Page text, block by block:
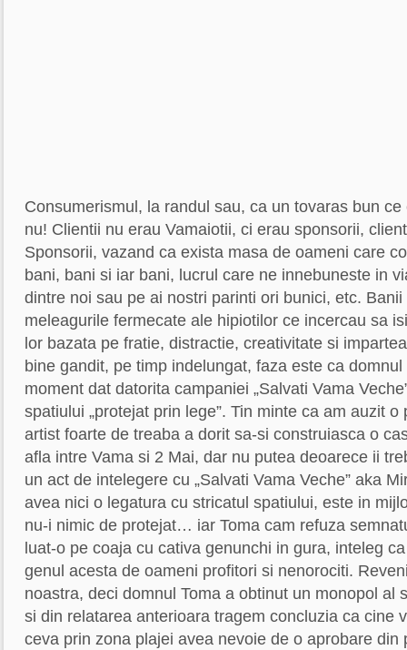
Consumerismul, la randul sau, ca un tovaras bun
nu! Clientii nu erau Vamaiotii, ci erau sponsorii,
Sponsorii, vazand ca exista masa de oameni care
bani, bani si iar bani, lucrul care ne innebuneste in
dintre noi sau pe ai nostri parinti ori bunici, etc.
meleagurile fermecate ale hipiotilor ce incercau sa
lor bazata pe fratie, distractie, creativitate si
bine gandit, pe timp indelungat, faza este ca
moment dat datorita campaniei „Salvati Vama
spatiului „protejat prin lege”. Tin minte ca am auzit
artist foarte de treaba a dorit sa-si construiasca o
afla intre Vama si 2 Mai, dar nu putea deoarece ii
un act de intelegere cu „Salvati Vama Veche” aka
avea nici o legatura cu stricatul spatiului, este in
nu-i nimic de protejat… iar Toma cam refuza
luat-o pe coaja cu cativa genunchi in gura, inteleg
genul acesta de oameni profitori si nenorociti.
noastra, deci domnul Toma a obtinut un monopol al
si din relatarea anterioara tragem concluzia ca cine
ceva prin zona plajei avea nevoie de o aprobare din